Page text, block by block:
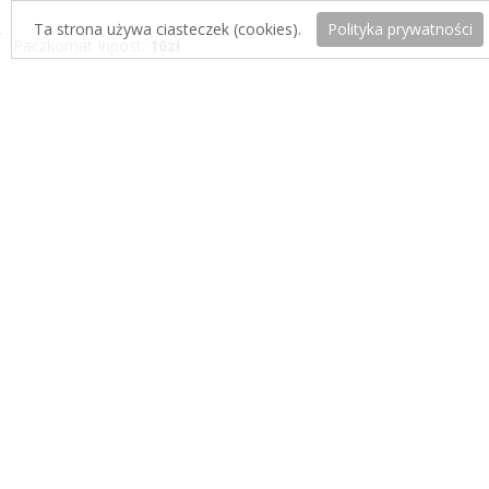
Paczkomat Inpost:
Ta strona używa ciasteczek (cookies). Polityka prywatności